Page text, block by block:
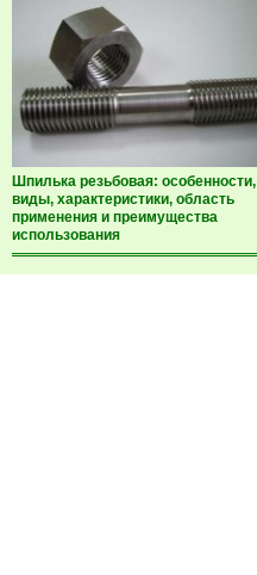
Шпилька резьбовая: особенности,
виды, характеристики, область
применения и преимущества
использования